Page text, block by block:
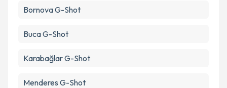
BornovaG-Shot
BucaG-Shot
KarabağlarG-Shot
Menderes G-Shot